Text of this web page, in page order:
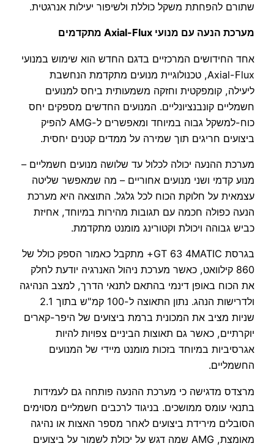
שתורם להפחתת משקל כוללת ולשיפור יעילות אנרגטית.
מערכת הנעה עם מנועי Axial-Flux מתקדמים
אחד החידושים המרכזיים בדגם החדש הוא שימוש במנועי
Axial-Flux, טכנולוגיית מנועים מתקדמת הנחשבת
ליעילה, קומפקטית וחזקה משמעותית ביחס למנועים
חשמליים קונבנציונליים. המנועים החדשים מספקים יחס
כוח-למשקל גבוה במיוחד ומאפשרים ל-AMG להפיק
ביצועים חריגים תוך שמירה על ממדים קטנים יחסית.
מערכת ההנעה יכולה לכלול עד שלושה מנועים חשמליים –
מנוע קדמי ושני מנועים אחוריים – מה שמאפשר שליטה
עצמאית על חלוקת הכוח לכל גלגל. התוצאה היא מערכת
הנעה כפולה חכמה עם תגובות מהירות במיוחד, אחיזת
כביש גבוהה ויכולת וקטורינג מומנט מתקדמת.
בגרסת GT 63 4MATIC+ מתקבל כאמור הספק כולל של
860 קילוואט, כאשר מערכת ניהול האנרגיה יודעת לחלק
את הכוח באופן דינמי בהתאם לתנאי הדרך, למצב הנהיגה
ולדרישות הנהג. נתון התאוצה ל-100 קמ"ש בתוך 2.1
שניות מציב את המכונית ברמת ביצועים של היפר-קארים
יוקרתיים, כאשר גם תאוצות הביניים צפויות להיות
אגרסיביות במיוחד בזכות מומנט מיידי של המנועים
החשמליים.
מרצדס מדגישה כי מערכת ההנעה פותחה גם לעמידות
בתנאי עומס ממושכים. בניגוד לרכבים חשמליים מסוימים
הסובלים מירידת ביצועים לאחר מספר האצות או נהיגה
מאומצת, AMG שמה דגש על יכולת לשמור על ביצועים